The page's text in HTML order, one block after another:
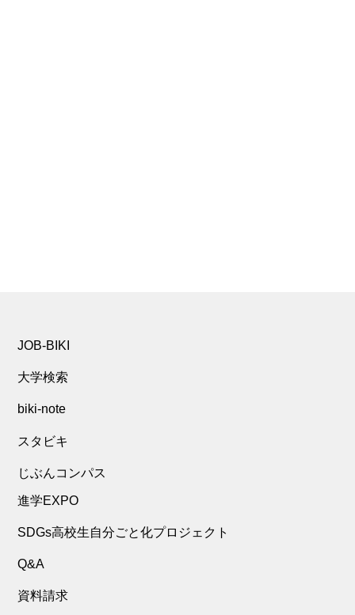
JOB-BIKI
大学検索
biki-note
スタビキ
じぶんコンパス
進学EXPO
SDGs高校生自分ごと化プロジェクト
Q&A
資料請求